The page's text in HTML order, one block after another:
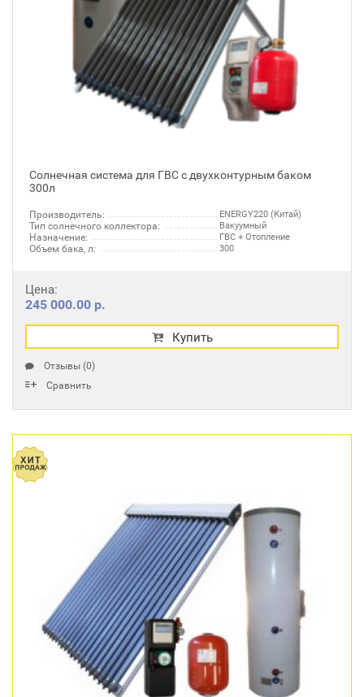
Солнечная система для ГВС с двухконтурным баком
300л
Производитель: ENERGY220 (Китай)
Тип солнечного коллектора: Вакуумный
Назначение: ГВС + Отопление
Объем бака, л: 300
Цена:
245 000.00 р.
Купить
Отзывы (0)
Сравнить